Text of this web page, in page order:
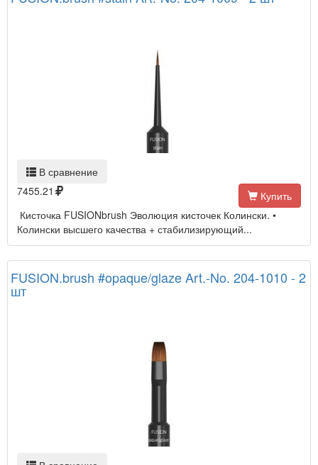
В сравнение
7455.21
Купить
Кисточка FUSIONbrush Эволюция кисточек Колински. •
Колински высшего качества + стабилизирующий...
FUSION.brush #opaque/glaze Art.-No. 204-1010 - 2
шт